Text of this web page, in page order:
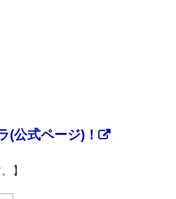
(公式ページ)！
】